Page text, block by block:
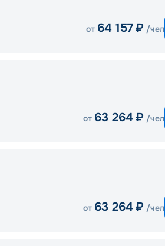
от 64 157 ₽ /чел
от 63 264 ₽ /чел
от 63 264 ₽ /чел